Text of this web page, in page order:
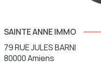
SAINTE ANNE IMMO
79 RUE JULES BARNI
80000Amiens